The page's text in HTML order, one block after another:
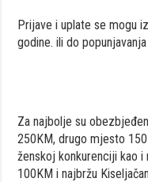
Prijave i uplate se mogu
godine. ili do
Za najbolje su
250KM, drugo mjesto
ženskoj konkurenciji kao i
100KM i najbržu